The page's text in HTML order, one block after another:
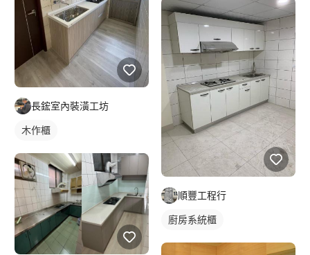
長鋐室內裝潢工坊
木作櫃
順豐工程行
廚房系統櫃